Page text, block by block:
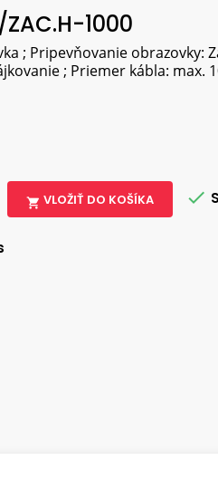
1000
; Pripevňovanie obrazovky:
; Priemer kábla: max.
 VLOŽIŤ DO KOŠÍKA 